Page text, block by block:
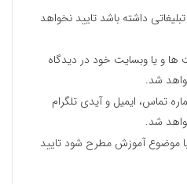
داشته باشد تایید نخواهد
ها و یا وبسایت خود در دیدگاه
شد.
تماس، ایمیل و آیدی تلگرام
شد.
موضوع آموزش مطرح شود تایید